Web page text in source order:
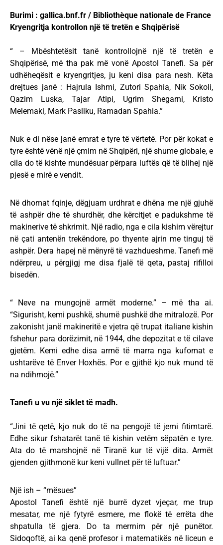
Burimi : gallica.bnf.fr / Bibliothèque nationale de France
Kryengritja kontrollon një të tretën e Shqipërisë
“ – Mbështetësit tanë kontrollojnë një të tretën e
Shqipërisë, më tha pak më vonë Apostol Tanefi. Sa për
udhëheqësit e kryengritjes, ju keni disa para nesh. Këta
drejtues janë : Hajrula Ishmi, Zutori Spahia, Nik Sokoli,
Qazim Luska, Tajar Atipi, Ugrim Shegarni, Kristo
Melemaki, Mark Pasliku, Ramadan Spahia.”
Nuk e di nëse janë emrat e tyre të vërtetë. Por për kokat e
tyre është vënë një çmim në Shqipëri, një shume globale, e
cila do të kishte mundësuar përpara luftës që të blihej një
pjesë e mirë e vendit.
Në dhomat fqinje, dëgjuam urdhrat e dhëna me një gjuhë
të ashpër dhe të shurdhër, dhe kërcitjet e padukshme të
makinerive të shkrimit. Një radio, nga e cila kishim vërejtur
në çati antenën trekëndore, po thyente ajrin me tinguj të
ashpër. Dera hapej në mënyrë të vazhdueshme. Tanefi më
ndërpreu, u përgjigj me disa fjalë të qeta, pastaj rifilloi
bisedën.
“ Neve na mungojnë armët moderne.” – më tha ai.
“Sigurisht, kemi pushkë, shumë pushkë dhe mitralozë. Por
zakonisht janë makineritë e vjetra që trupat italiane kishin
fshehur para dorëzimit, në 1944, dhe depozitat e të cilave
gjetëm. Kemi edhe disa armë të marra nga kufomat e
ushtarëve të Enver Hoxhës. Por e gjithë kjo nuk mund të
na ndihmojë.”
Tanefi u vu një siklet të madh.
“Jini të qetë, kjo nuk do të na pengojë të jemi fitimtarë.
Edhe sikur fshatarët tanë të kishin vetëm sëpatën e tyre.
Ata do të marshojnë në Tiranë kur të vijë dita. Armët
gjenden gjithmonë kur keni vullnet për të luftuar.”
Një ish – “mësues”
Apostol Tanefi është një burrë dyzet vjeçar, me trup
mesatar, me një fytyrë esmere, me flokë të errëta dhe
shpatulla të gjera. Do ta merrnim për një punëtor.
Sidoqoftë, ai ka qenë profesor i matematikës në liceun e